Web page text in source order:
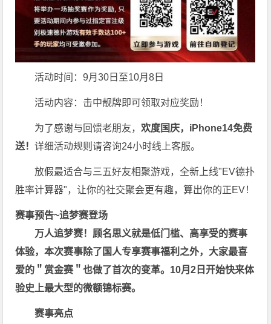
活动时间：9月30日至10月8日
活动内容：击中靓牌即可领取对应奖励！
为了感谢与回馈老朋友，欢度国庆，iPhone14免费
送！详细活动规则请咨询24小时线上客服。
放假最适合与三五好友相聚游戏，全新上线"EV德扑
胜率计算器"，让你的社交聚会更有趣，算出你的正EV！
赛事预告~追梦赛登场
万人追梦赛！顾名思义就是低门槛、高享受的赛事
体验，本次赛事除了国人专享赛事福利之外，大家最喜
爱的＂赏金赛＂也做了首次的变革。10月2日开始快来体
验史上最大型的微额锦标赛。
赛事亮点